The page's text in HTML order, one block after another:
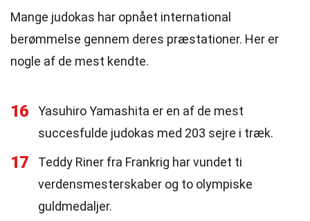
Mange judokas har opnået international
berømmelse gennem deres præstationer. Her er
nogle af de mest kendte.
16
Yasuhiro Yamashita er en af de mest
succesfulde judokas med 203 sejre i træk.
17
Teddy Riner fra Frankrig har vundet ti
verdensmesterskaber og to olympiske
guldmedaljer.